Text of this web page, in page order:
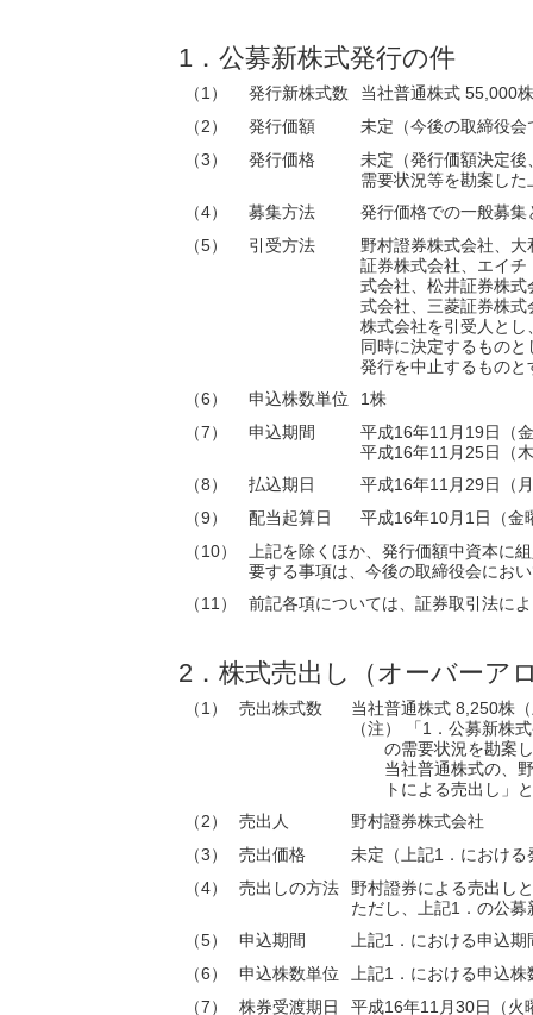
1．公募新株式発行の件
（1） 発行新株式数
当社普通株式 55,000株
（2）
発行価額
未定（今後の取締役会
（3）
発行価格
未定（発行価額決定
需要状況等を勘案し
（4）
募集方法
発行価格での一般募集
（5）
引受方法
野村證券株式会社、
証券株式会社、エイ
式会社、松井証券株
式会社、三菱証券株
株式会社を引受人と
同時に決定するもの
発行を中止するものと
（6）
申込株数単位
1株
（7）
申込期間
平成16年11月19日（
平成16年11月25日（
（8）
払込期日
平成16年11月29日（
（9）
配当起算日
平成16年10月1日（金
（10）
上記を除くほか、発行価額中資本に
要する事項は、今後の取締役会にお
（11）
前記各項については、証券取引法に
2．株式売出し（オーバーア
（1） 売出株式数
当社普通株式 8,250株
（注） 「1．公募新株
の需要状況を勘案
当社普通株式の、
トによる売出し」
（2）
売出人
野村證券株式会社
（3）
売出価格
未定（上記1．におけ
（4）
売出しの方法
野村證券による売出し
ただし、上記1．の公
（5）
申込期間
上記1．における申込
（6）
申込株数単位
上記1．における申込
（7）
株券受渡期日
平成16年11月30日（火